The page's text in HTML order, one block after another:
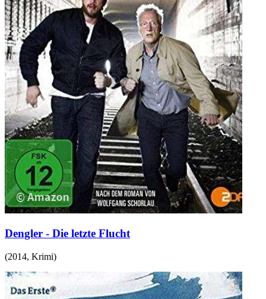
Dengler - Die letzte Flucht
(2014, Krimi)